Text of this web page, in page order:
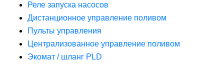
Реле запуска насосов
Дистанционное управление поливом
Пульты управления
Централизованное управление поливом
Экомат / шланг PLD